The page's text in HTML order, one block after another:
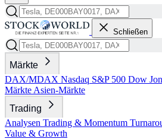
Schließen
Märkte
DAX/MDAX Nasdaq S&P 500 Dow
Märkte Asien-Märkte
Trading
Analysen Trading & Momentum
Value & Growth